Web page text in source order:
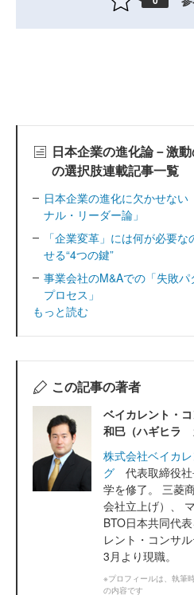
日本企業の進化論－激
の選択肢連載記事一覧
日本企業の進化に欠かせない
ナル・リーダー論」
「企業変革」には何が必要
せる“4つの鍵”
事業会社のM&Aでの「失敗
プロセス」
もっと読む
この記事の著者
ベイカレント・
和巳（ハギヒラ
株式会社ベイカ
グ 代表取締役
学を修了。 三菱
会社立上げ）、
BTO日本共同代
レント・コンサ
3月より現職。
※プロフィールは、執筆
の内容です